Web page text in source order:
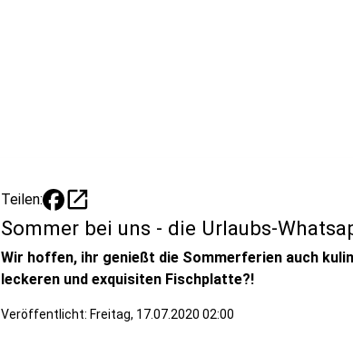
Teilen: open_in_new
Sommer bei uns - die Urlaubs-
Wir hoffen, ihr genießt die Sommerferien auch
leckeren und exquisiten Fischplatte?!
Veröffentlicht: Freitag, 17.07.2020 02:00